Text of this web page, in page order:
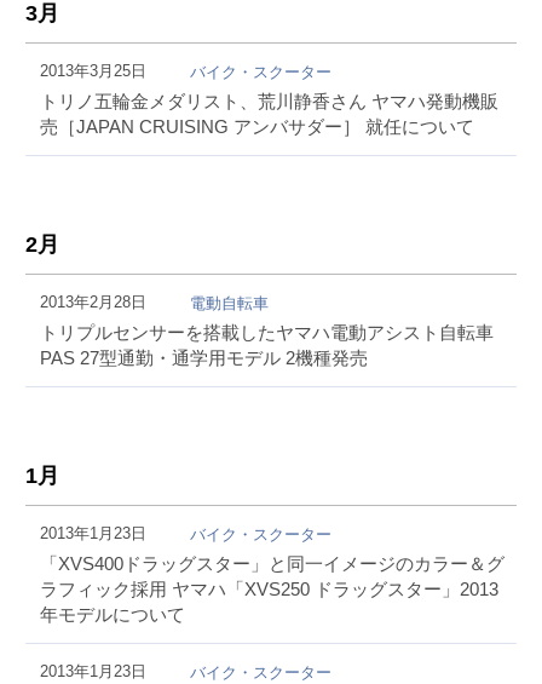
3月
2013年3月25日 バイク・スクーター
トリノ五輪金メダリスト、荒川静香さん ヤマハ発動機販
売［JAPAN CRUISING アンバサダー］ 就任について
2月
2013年2月28日 電動自転車
トリプルセンサーを搭載したヤマハ電動アシスト自転車
PAS 27型通勤・通学用モデル 2機種発売
1月
2013年1月23日 バイク・スクーター
「XVS400ドラッグスター」と同一イメージのカラー＆グ
ラフィック採用 ヤマハ「XVS250 ドラッグスター」2013
年モデルについて
2013年1月23日 バイク・スクーター